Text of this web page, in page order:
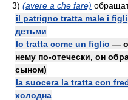
3) (avere a che fare)
il patrigno tratta male i figli
детьми
lo tratta come un figlio —
нему по-отечески, он
сыном)
la suocera la tratta con
холодна